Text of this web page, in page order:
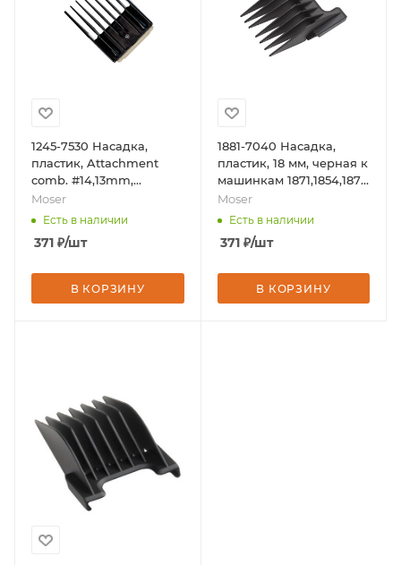
1245-7530 Насадка,
пластик, Attachment
comb. #14,13mm,
черная, бренд - Moser
Moser
Есть в наличии
371 ₽/шт
В КОРЗИНУ
1881-7040 Насадка,
пластик, 18 мм, черная к
машинкам 1871,1854,1871,
бренд - Moser
Moser
Есть в наличии
371₽/шт
В КОРЗИНУ